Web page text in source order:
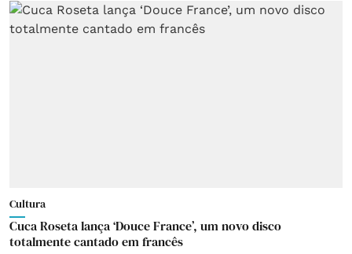
Cultura
Cuca Roseta lança ‘Douce France’, um novo disco
totalmente cantado em francês